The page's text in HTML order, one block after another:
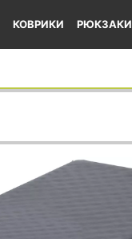
КОВРИКИ РЮКЗАКИ